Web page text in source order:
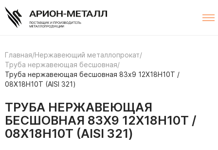
Главная/Нержавеющий металлопрокат/
Труба нержавеющая бесшовная/
Труба нержавеющая бесшовная 83х9 12Х18Н10Т /
08Х18Н10Т (AISI 321)
ТРУБА НЕРЖАВЕЮЩАЯ
БЕСШОВНАЯ 83Х9 12Х18Н10Т /
08Х18Н10Т (AISI 321)